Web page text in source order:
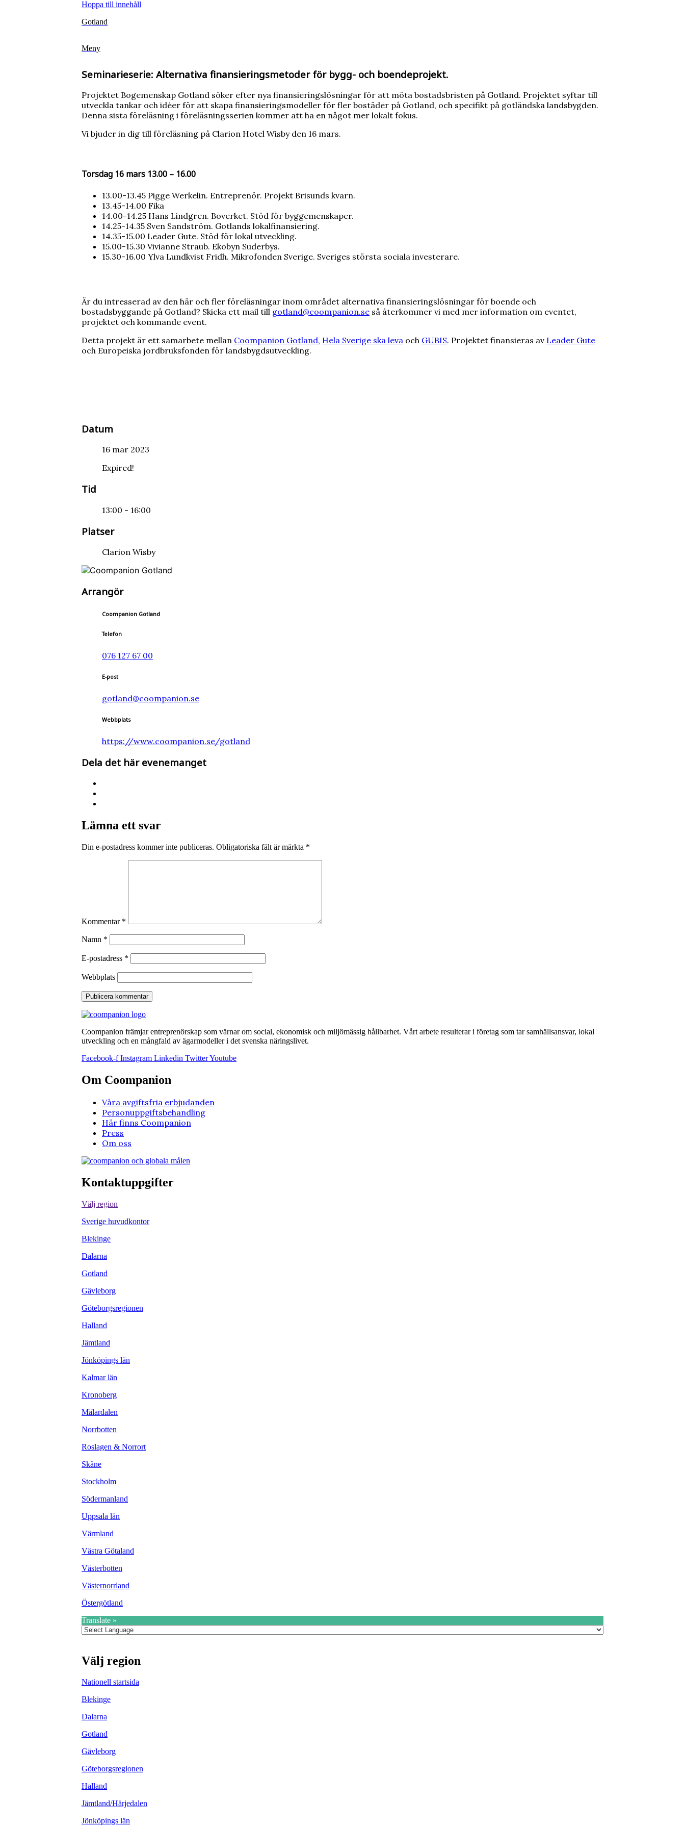
Hoppa till innehåll
Gotland
Meny
Seminarieserie: Alternativa finansieringsmetoder för bygg- och boendeprojekt.
Projektet Bogemenskap Gotland söker efter nya finansieringslösningar för att möta bostadsbristen på Gotland. Projektet syftar till
utveckla tankar och idéer för att skapa finansieringsmodeller för fler bostäder på Gotland, och specifikt på gotländska landsbygden.
Denna sista föreläsning i föreläsningsserien kommer att ha en något mer lokalt fokus.
Vi bjuder in dig till föreläsning på Clarion Hotel Wisby den 16 mars.
Torsdag 16 mars 13.00 – 16.00
13.00-13.45 Pigge Werkelin. Entreprenör. Projekt Brisunds kvarn.
13.45-14.00 Fika
14.00-14.25 Hans Lindgren. Boverket. Stöd för byggemenskaper.
14.25-14.35 Sven Sandström. Gotlands lokalfinansiering.
14.35-15.00 Leader Gute. Stöd för lokal utveckling.
15.00-15.30 Vivianne Straub. Ekobyn Suderbys.
15.30-16.00 Ylva Lundkvist Fridh. Mikrofonden Sverige. Sveriges största sociala investerare.
Är du intresserad av den här och fler föreläsningar inom området alternativa finansieringslösningar för boende och
bostadsbyggande på Gotland? Skicka ett mail till gotland@coompanion.se så återkommer vi med mer information om eventet,
projektet och kommande event.
Detta projekt är ett samarbete mellan Coompanion Gotland, Hela Sverige ska leva och GUBIS. Projektet finansieras av Leader Gute
och Europeiska jordbruksfonden för landsbygdsutveckling.
Datum
16 mar 2023
Expired!
Tid
13:00 - 16:00
Platser
Clarion Wisby
Arrangör
Coompanion Gotland
Telefon
076 127 67 00
E-post
gotland@coompanion.se
Webbplats
https://www.coompanion.se/gotland
Dela det här evenemanget
Lämna ett svar
Din e-postadress kommer inte publiceras. Obligatoriska fält är märkta *
Kommentar *
Namn *
E-postadress *
Webbplats
Coompanion främjar entreprenörskap som värnar om social, ekonomisk och miljömässig hållbarhet. Vårt arbete resulterar i företag som tar samhällsansvar, lokal
utveckling och en mångfald av ägarmodeller i det svenska näringslivet.
Facebook-f Instagram Linkedin TwitterYoutube
Om Coompanion
Våra avgiftsfria erbjudanden
Personuppgiftsbehandling
Här finns Coompanion
Press
Om oss
Kontaktuppgifter
Välj region
Sverige huvudkontor
Blekinge
Dalarna
Gotland
Gävleborg
Göteborgsregionen
Halland
Jämtland
Jönköpings län
Kalmar län
Kronoberg
Mälardalen
Norrbotten
Roslagen & Norrort
Skåne
Stockholm
Södermanland
Uppsala län
Värmland
Västra Götaland
Västerbotten
Västernorrland
Östergötland
Translate »
Välj region
Nationell startsida
Blekinge
Dalarna
Gotland
Gävleborg
Göteborgsregionen
Halland
Jämtland/Härjedalen
Jönköpings län